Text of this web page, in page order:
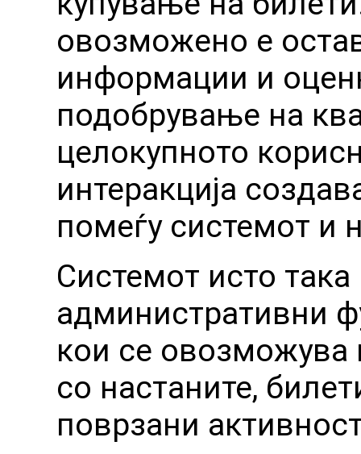
овозможено е
информации и
подобрување на
целокупното
интеракција
помеѓу системот и
Системот исто
административни
кои се овозможува
со настаните,
поврзани